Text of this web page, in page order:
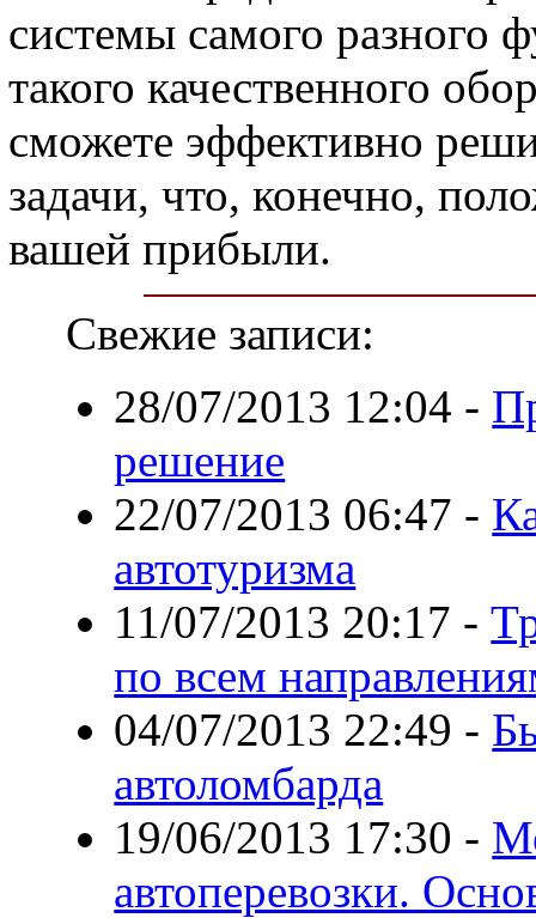
системы самого
такого качественного
сможете эффективно
задачи, что, конечно,
вашей прибыли.
Свежие записи:
28/07/2013 12:04 -
решение
22/07/2013 06:47 -
автотуризма
11/07/2013 20:17 -
по всем
04/07/2013 22:49 -
автоломбарда
19/06/2013 17:30 -
автоперевозки.